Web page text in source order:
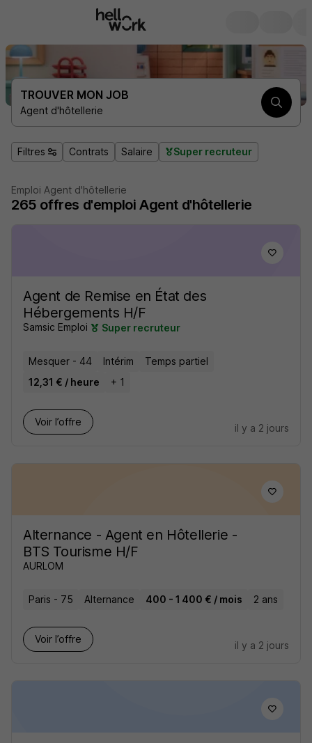
TROUVER MON JOB
Agent d'hôtellerie
Filtres Contrats Salaire Super recruteur
Emploi Agent d'hôtellerie
265 offres d'emploi Agent d'hôtellerie
Agent de Remise en État des
Hébergements H/F
Samsic Emploi Super recruteur
Mesquer - 44 Intérim
Temps partiel
12,31 € / heure
+ 1
Voir l’offre
il y a 2 jours
Alternance - Agent en Hôtellerie -
BTS Tourisme H/F
AURLOM
Paris - 75 Alternance 400 - 1 400 € / mois 2 ans
Voir l’offre
il y a 2 jours